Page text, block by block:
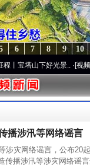
10
9
8
7
6
山下好光景..·[视频]因党而
播涉汛等网络谣言
涉灾网络谣言，公布
播涉汛等涉灾网络谣